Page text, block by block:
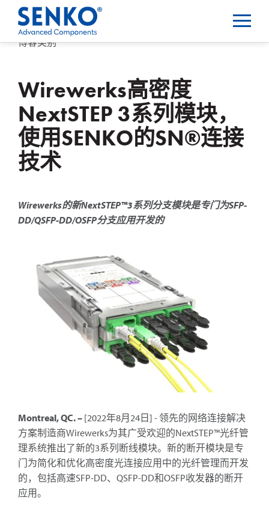
博客类别
Wirewerks高密度
NextSTEP 3系列模块，
使用SENKO的SN®连接
技术
Wirewerks的新NextSTEP™3系列分支模块是专门为SFP-
DD/QSFP-DD/OSFP分支应用开发的
Montreal, QC. – [2022年8月24日] - 领先的网络连接解决
方案制造商Wirewerks为其广受欢迎的NextSTEP™光纤管
理系统推出了新的3系列断线模块。新的断开模块是专
门为简化和优化高密度光连接应用中的光纤管理而开发
的，包括高速SFP-DD、QSFP-DD和OSFP收发器的断开
应用。